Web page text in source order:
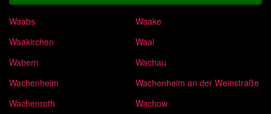
Waabs
Waake
Waakirchen
Waal
Wabern
Wachau
Wachenheim
Wachenheim an der Weinstraße
Wachenroth
Wachow